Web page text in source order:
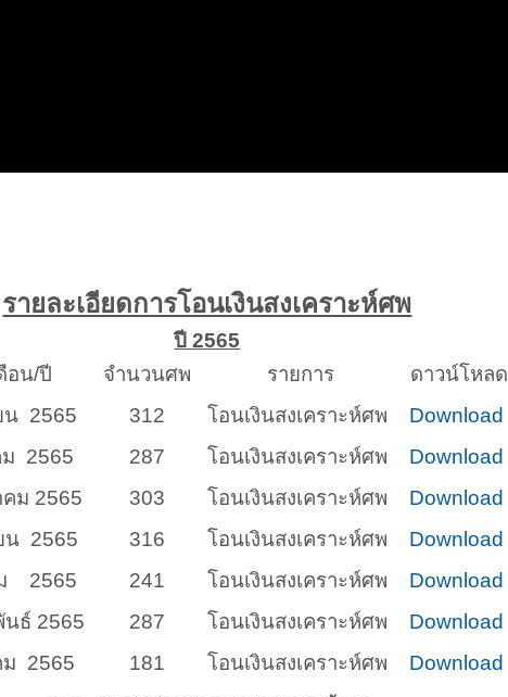
รายละเอียดการโอนเงินสงเคราะห์ศพ
ปี 2565
อน/ปี
จำนวนศพ รายการ
ดาวน์โหลด
น 2565
312 โอนเงินสงเคราะห์ศพ
Download
ม 2565
287 โอนเงินสงเคราะห์ศพ
Download
ม 2565
303 โอนเงินสงเคราะห์ศพ
Download
น 2565
316 โอนเงินสงเคราะห์ศพ
Download
2565
241 โอนเงินสงเคราะห์ศพ
Download
นธ์ 2565
287 โอนเงินสงเคราะห์ศพ
Download
ม 2565
181 โอนเงินสงเคราะห์ศพ Download